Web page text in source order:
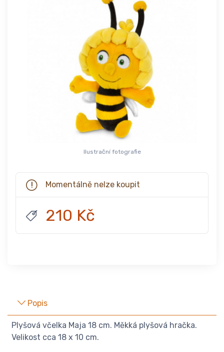
Ilustrační fotografie
Momentálně nelze koupit
210 Kč
Popis
Plyšová včelka Maja 18 cm. Měkká plyšová hračka.
Velikost cca 18 x 10 cm.